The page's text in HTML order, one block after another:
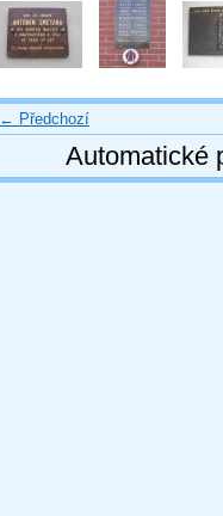
← Předchozí
Automatické